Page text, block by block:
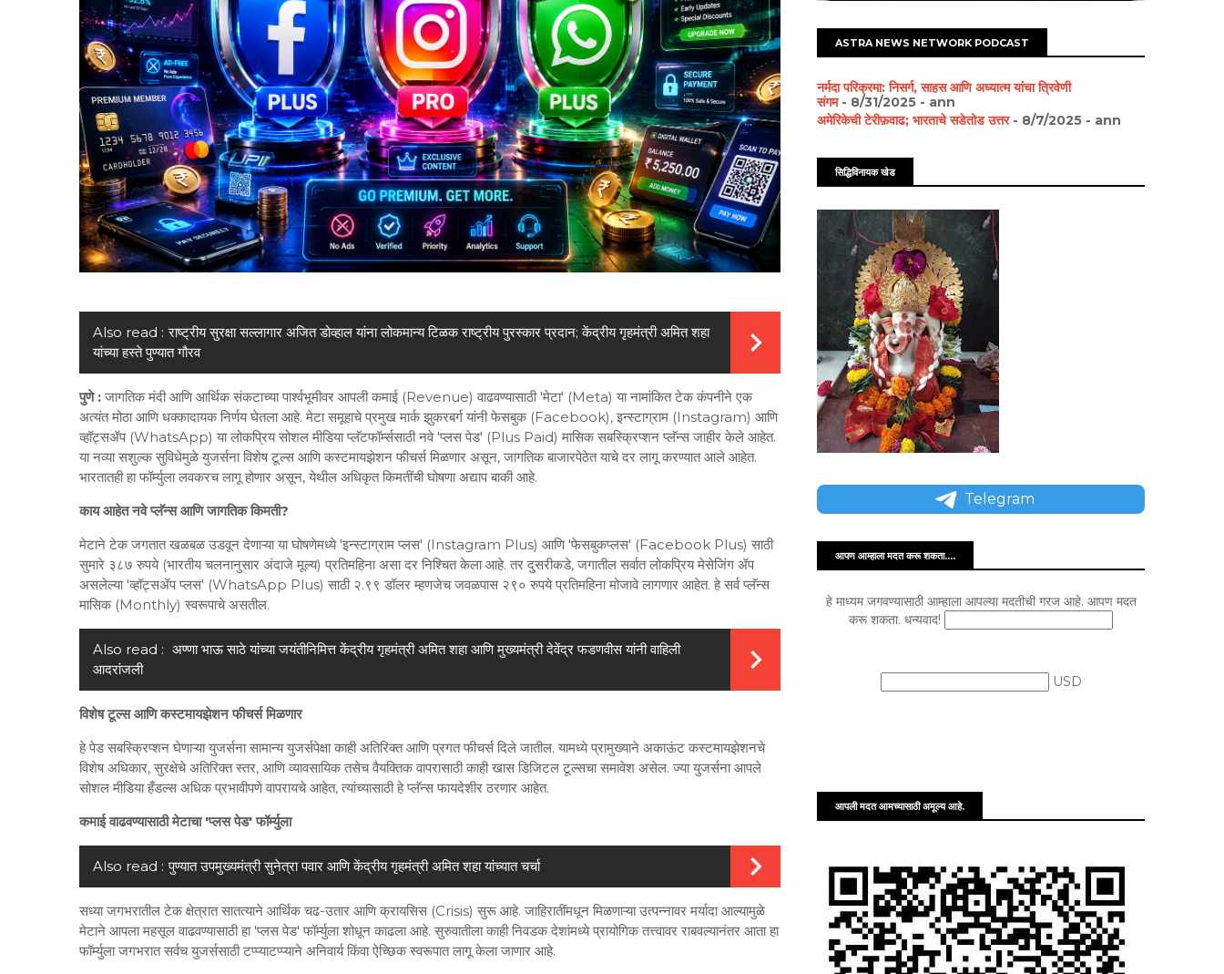
Also read : राष्ट्रीय सुरक्षा सल्लागार अजित डोव्हाल यांना लोकमान्य टिळक राष्ट्रीय पुरस्कार प्रदान; केंद्रीय गृहमंत्री अमित शहा
यांच्या हस्ते पुण्यात गौरव
पुणे : जागतिक मंदी आणि आर्थिक संकटाच्या पार्श्वभूमीवर आपली कमाई (Revenue) वाढवण्यासाठी 'मेटा' (Meta) या नामांकित टेक कंपनीने एक
अत्यंत मोठा आणि धक्कादायक निर्णय घेतला आहे. मेटा समूहाचे प्रमुख मार्क झुकरबर्ग यांनी फेसबुक (Facebook), इन्स्टाग्राम (Instagram) आणि
व्हॉट्सॲप (WhatsApp) या लोकप्रिय सोशल मीडिया प्लॅटफॉर्म्ससाठी नवे 'प्लस पेड' (Plus Paid) मासिक सबस्क्रिप्शन प्लॅन्स जाहीर केले आहेत.
या नव्या सशुल्क सुविधेमुळे युजर्सना विशेष टूल्स आणि कस्टमायझेशन फीचर्स मिळणार असून, जागतिक बाजारपेठेत याचे दर लागू करण्यात आले आहेत.
भारतातही हा फॉर्म्युला लवकरच लागू होणार असून, येथील अधिकृत किमतींची घोषणा अद्याप बाकी आहे.
काय आहेत नवे प्लॅन्स आणि जागतिक किमती?
मेटाने टेक जगतात खळबळ उडवून देणाऱ्या या घोषणेमध्ये 'इन्स्टाग्राम प्लस' (Instagram Plus) आणि 'फेसबुकप्लस' (Facebook Plus) साठी
सुमारे ३८७ रुपये (भारतीय चलनानुसार अंदाजे मूल्य) प्रतिमहिना असा दर निश्चित केला आहे. तर दुसरीकडे, जगातील सर्वात लोकप्रिय मेसेजिंग ॲप
असलेल्या 'व्हॉट्सॲप प्लस' (WhatsApp Plus) साठी २.९९ डॉलर म्हणजेच जवळपास २९० रुपये प्रतिमहिना मोजावे लागणार आहेत. हे सर्व प्लॅन्स
मासिक (Monthly) स्वरूपाचे असतील.
Also read : अण्णा भाऊ साठे यांच्या जयंतीनिमित्त केंद्रीय गृहमंत्री अमित शहा आणि मुख्यमंत्री देवेंद्र फडणवीस यांनी वाहिली
आदरांजली
विशेष टूल्स आणि कस्टमायझेशन फीचर्स मिळणार
हे पेड सबस्क्रिप्शन घेणाऱ्या युजर्सना सामान्य युजर्सपेक्षा काही अतिरिक्त आणि प्रगत फीचर्स दिले जातील. यामध्ये प्रामुख्याने अकाऊंट कस्टमायझेशनचे
विशेष अधिकार, सुरक्षेचे अतिरिक्त स्तर, आणि व्यावसायिक तसेच वैयक्तिक वापरासाठी काही खास डिजिटल टूल्सचा समावेश असेल. ज्या युजर्सना आपले
सोशल मीडिया हँडल्स अधिक प्रभावीपणे वापरायचे आहेत, त्यांच्यासाठी हे प्लॅन्स फायदेशीर ठरणार आहेत.
कमाई वाढवण्यासाठी मेटाचा 'प्लस पेड' फॉर्म्युला
Also read : पुण्यात उपमुख्यमंत्री सुनेत्रा पवार आणि केंद्रीय गृहमंत्री अमित शहा यांच्यात चर्चा
सध्या जगभरातील टेक क्षेत्रात सातत्याने आर्थिक चढ-उतार आणि क्रायसिस (Crisis) सुरू आहे. जाहिरातींमधून मिळणाऱ्या उत्पन्नावर मर्यादा आल्यामुळे
मेटाने आपला महसूल वाढवण्यासाठी हा 'प्लस पेड' फॉर्म्युला शोधून काढला आहे. सुरुवातीला काही निवडक देशांमध्ये प्रायोगिक तत्त्वावर राबवल्यानंतर आता हा
फॉर्म्युला जगभरात सर्वच युजर्ससाठी टप्प्याटप्प्याने अनिवार्य किंवा ऐच्छिक स्वरूपात लागू केला जाणार आहे.
ASTRA NEWS NETWORK PODCAST
नर्मदा परिक्रमा: निसर्ग, साहस आणि अध्यात्म यांचा त्रिवेणी
संगम- 8/31/2025 - ann
अमेरिकेची टेरीफ़वाढ; भारताचे सडेतोड उत्तर- 8/7/2025 - ann
सिद्धिविनायक खेड
Telegram
आपण आम्हाला मदत करू शकता....
हे माध्यम जगवण्यासाठी आम्हाला आपल्या मदतीची गरज आहे. आपण मदत
करू शकता. धन्यवाद!
USD
आपली मदत आमच्यासाठी अमूल्य आहे.